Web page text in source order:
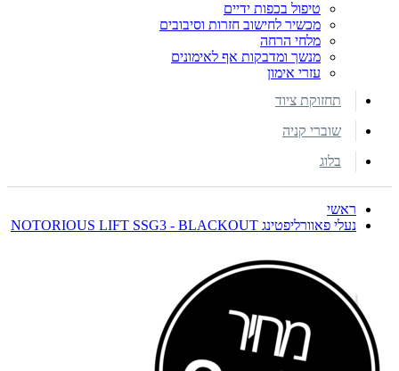
טיפול בכפות ידיים
מכשיר לחישוב חזרות וסיבובים
מלחי הרחה
מנשך ומדבקות אף לאימונים
עזרי אימון
תחזוקת ציוד
שוברי קניה
בלוג
ראשי
נעלי פאוורליפטינג NOTORIOUS LIFT SSG3 - BLACKOUT